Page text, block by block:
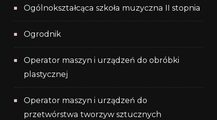
Ogólnokształcąca szkoła muzyczna II stopnia
Ogrodnik
Operator maszyn i urządzeń do obróbki
plastycznej
Operator maszyn i urządzeń do
przetwórstwa tworzyw sztucznych